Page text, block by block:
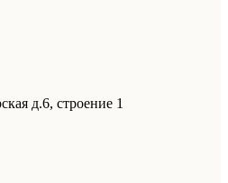
д.6, строение 1